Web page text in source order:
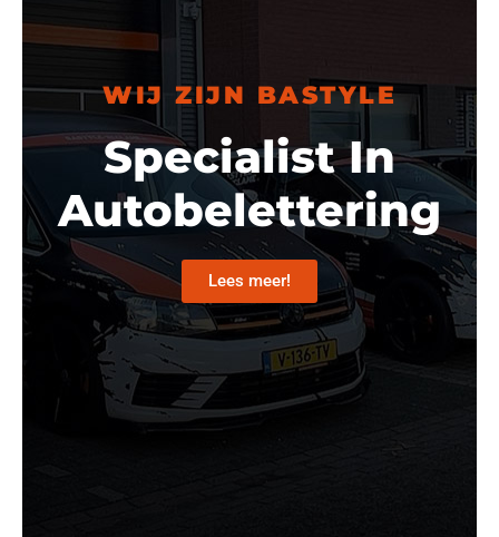
WIJ ZIJN BASTYLE
Specialist In
Autobelettering
Lees meer!